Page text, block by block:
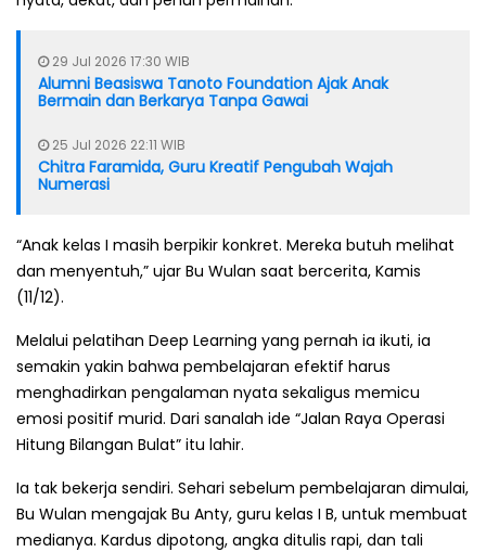
29 Jul 2026 17:30 WIB
Alumni Beasiswa Tanoto Foundation Ajak Anak
Bermain dan Berkarya Tanpa Gawai
25 Jul 2026 22:11 WIB
Chitra Faramida, Guru Kreatif Pengubah Wajah
Numerasi
“Anak kelas I masih berpikir konkret. Mereka butuh melihat
dan menyentuh,” ujar Bu Wulan saat bercerita, Kamis
(11/12).
Melalui pelatihan Deep Learning yang pernah ia ikuti, ia
semakin yakin bahwa pembelajaran efektif harus
menghadirkan pengalaman nyata sekaligus memicu
emosi positif murid. Dari sanalah ide “Jalan Raya Operasi
Hitung Bilangan Bulat” itu lahir.
Ia tak bekerja sendiri. Sehari sebelum pembelajaran dimulai,
Bu Wulan mengajak Bu Anty, guru kelas I B, untuk membuat
medianya. Kardus dipotong, angka ditulis rapi, dan tali